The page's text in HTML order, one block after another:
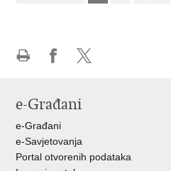
Facebooku
X-
e-Građani
e-Građani
e-Savjetovanja
Portal otvorenih podataka